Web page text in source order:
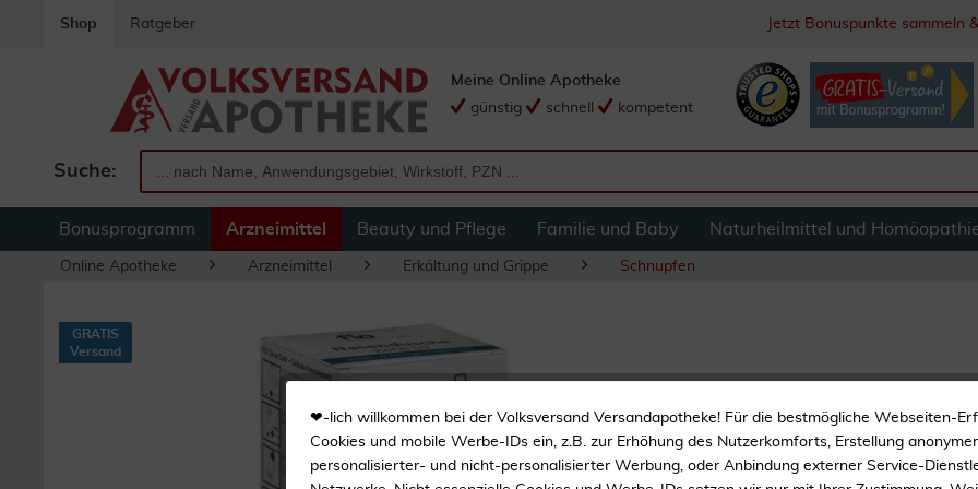
Shop Ratgeber Jetzt Bonuspunkte sammeln
Suche:
Meine Online Apotheke
günstig
schnell kompetent
Bonusprogramm Arzneimittel Beauty und Pflege Familie und Baby Naturheilmittel und
Online Apotheke Arzneimittel Erkältung und Grippe Schnupfen
Bei Schnupfen
GRATIS
Versand
❤-lich willkommen bei der Volksversand Versandapotheke! Für die bestmögliche Webseiten-
Cookies und mobile Werbe-IDs ein, z.B. zur Erhöhung des Nutzerkomforts, Erstellung
personalisierter- und nicht-personalisierter Werbung, oder Anbindung externer Service-